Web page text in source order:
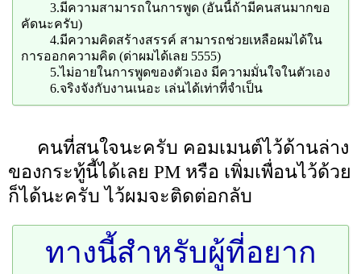
3.มีความสามารถในการพูด (อันนี้ถ้ามีคนสนมากขอ
คัดนะครับ)
4.มีความคิดสร้างสรรค์ สามารถช่วยเหลือผมได้ใน
การออกความคิด (ด่าผมได้เลย 5555)
5.ไม่อายในการพูดของตัวเอง มีความมั่นใจในตัวเอง
6.จริงจังกับงานเนอะ เล่นได้เท่าที่จำเป็น
คนที่สนใจนะครับ คอมเมนต์ไว้ด้านล่าง
ของกระทู้นี้ได้เลย PM หรือ เพิ่มเพื่อนไว้ด้วย
ก็ได้นะครับ ไว้ผมจะติดต่อกลับ
ทางนี้สำหรับผู้ที่อยาก